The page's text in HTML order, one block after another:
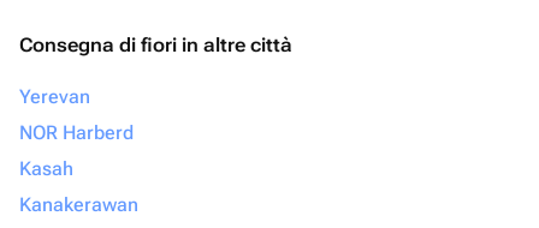
Consegna di fiori in altre città
Yerevan
NOR Harberd
Kasah
Kanakerawan